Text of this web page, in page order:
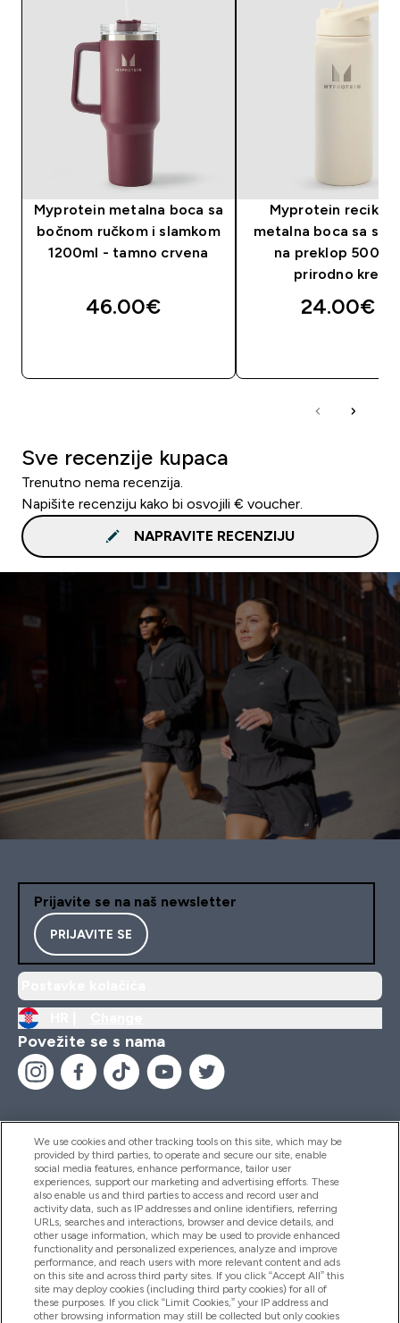
Myprotein metalna boca sa
bočnom ručkom i slamkom
1200ml - tamno crvena
46.00€‎
Myprotein
metalna boca sa
na preklop 500
prirodno krem
24.00€‎
Sve recenzije kupaca
Trenutno nema recenzija.
Napišite recenziju kako bi osvojili € voucher.
NAPRAVITE RECENZIJU
Prijavite se na naš newsletter
PRIJAVITE SE
Povežite se s nama
Pomoć I Informacije
Proizvodi
Informacije O Tvrtki
We use cookies and other tracking tools on this site, which may be
provided by third parties, to operate and secure our site, enable
social media features, enhance performance, tailor user
experiences, support our marketing and advertising efforts. These
also enable us and third parties to access and record user and
activity data, such as IP addresses and online identifiers, referring
URLs, searches and interactions, browser and device details, and
other usage information, which may be used to provide enhanced
functionality and personalized experiences, analyze and improve
performance, and reach users with more relevant content and ads
on this site and across third party sites. If you click “Accept All” this
site may deploy cookies (including third party cookies) for all of
these purposes. If you click “Limit Cookies,” your IP address and
other browsing information may still be collected but only cookies